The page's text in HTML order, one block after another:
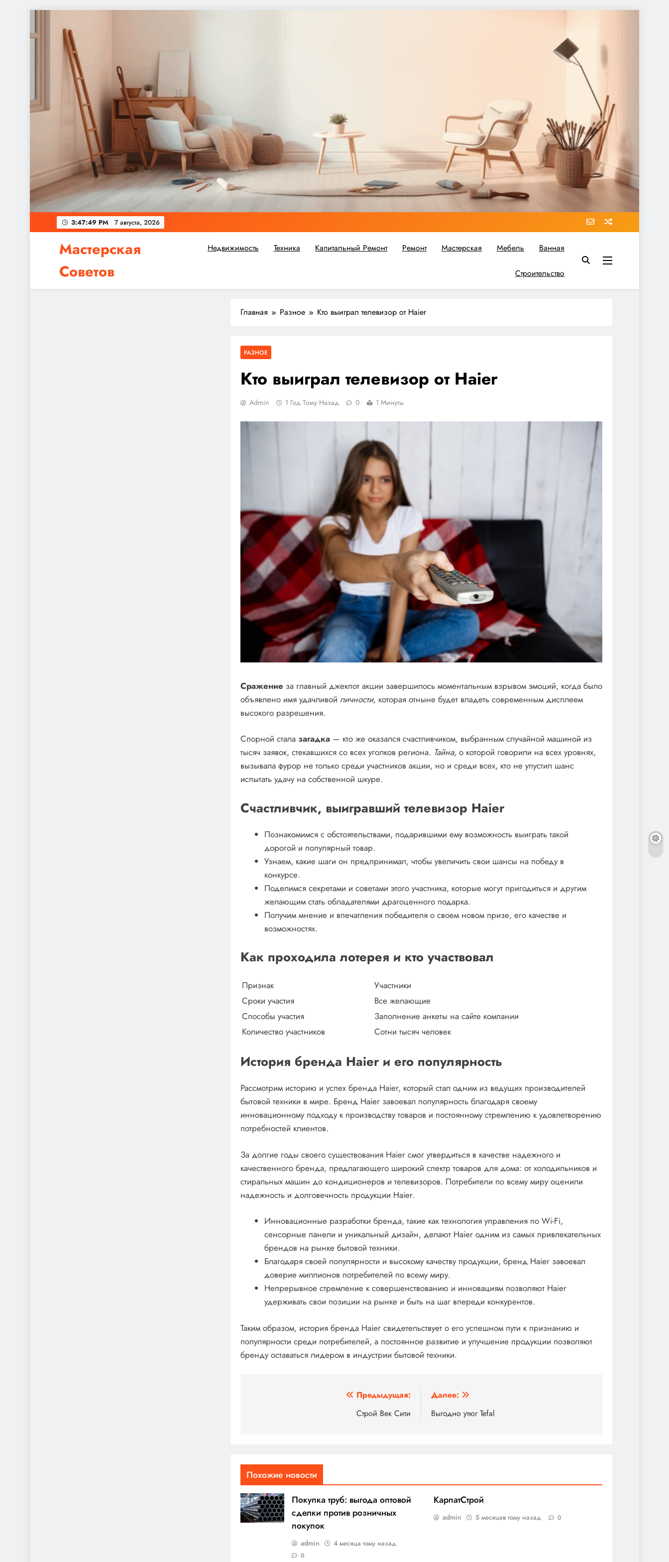
содержимому
3:47:50 PM 7 августа, 2026
Мастерская
Советов
Независимо от того, планируете ли вы небольшой ремонт или крупное строительство, в Мастерской Советов вы найдете все необходимое для реализации своих идей!
Недвижимость Техника Капитальный Ремонт Ремонт Мастерская Мебель Ванная
Строительство
Главная Разное Кто выиграл телевизор от Haier
РАЗНОЕ
Кто выиграл телевизор от Haier
Admin 1 Год Тому Назад 0 1 Минуты
Сражение за главный джекпот акции завершилось моментальным взрывом эмоций, когда было
объявлено имя удачливой личности, которая отныне будет владеть современным дисплеем
высокого разрешения.
Спорной стала загадка— кто же оказался счастливчиком, выбранным случайной машиной из
тысяч заявок, стекавшихся со всех уголков региона. Тайна, о которой говорили на всех уровнях,
вызывала фурор не только среди участников акции, но и среди всех, кто не упустил шанс
испытать удачу на собственной шкуре.
Счастливчик, выигравший телевизор Haier
Познакомимся с обстоятельствами, подарившими ему возможность выиграть такой
дорогой и популярный товар.
Узнаем, какие шаги он предпринимал, чтобы увеличить свои шансы на победу в
конкурсе.
Поделимся секретами и советами этого участника, которые могут пригодиться и другим
желающим стать обладателями драгоценного подарка.
Получим мнение и впечатления победителя о своем новом призе, его качестве и
возможностях.
Как проходила лотерея и кто участвовал
Признак
Участники
Сроки участия
Все желающие
Способы участия
Заполнение анкеты на сайте компании
Количество участников
Сотни тысяч человек
История бренда Haier и его популярность
Рассмотрим историю и успех бренда Haier, который стал одним из ведущих производителей
бытовой техники в мире. Бренд Haier завоевал популярность благодаря своему
инновационному подходу к производству товаров и постоянному стремлению к удовлетворению
потребностей клиентов.
За долгие годы своего существования Haier смог утвердиться в качестве надежного и
качественного бренда, предлагающего широкий спектр товаров для дома: от холодильников и
стиральных машин до кондиционеров и телевизоров. Потребители по всему миру оценили
надежность и долговечность продукции Haier.
Инновационные разработки бренда, такие как технология управления по Wi-Fi,
сенсорные панели и уникальный дизайн, делают Haier одним из самых привлекательных
брендов на рынке бытовой техники.
Благодаря своей популярности и высокому качеству продукции, бренд Haier завоевал
доверие миллионов потребителей по всему миру.
Непрерывное стремление к совершенствованию и инновациям позволяют Haier
удерживать свои позиции на рынке и быть на шаг впереди конкурентов.
Таким образом, история бренда Haier свидетельствует о его успешном пути к признанию и
популярности среди потребителей, а постоянное развитие и улучшение продукции позволяют
бренду оставаться лидером в индустрии бытовой техники.
Предыдущая:
Строй Век Сити
Далее:
Выгодно утюг Tefal
Похожие новости
Покупка труб: выгода оптовой
сделки против розничных
покупок
admin 4 месяца тому назад
0
КарпатСтрой
admin 5 месяцев тому назад 0